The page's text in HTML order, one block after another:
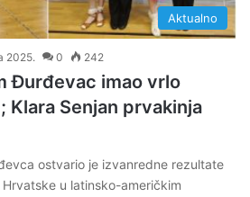
Aktualno
2025. 0 242
Đurđevac imao vrlo
Klara Senjan prvakinja
ostvario je izvanredne rezultate
u latinsko-američkim